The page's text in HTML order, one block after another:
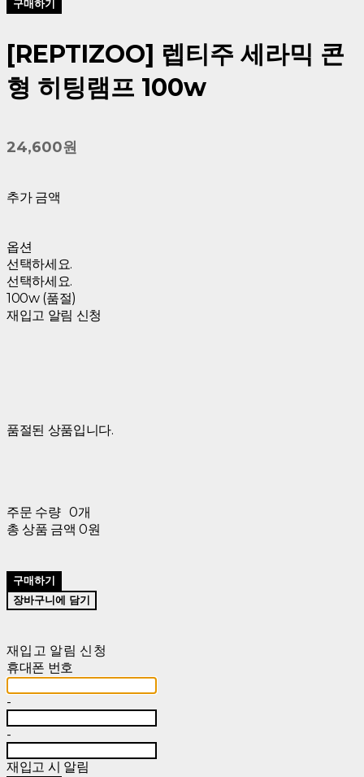
구매하기
[REPTIZOO] 렙티주 세라믹 콘
형 히팅램프 100w
24,600원
추가 금액
옵션
선택하세요.
선택하세요.
100w (품절)
재입고 알림 신청
품절된 상품입니다.
주문 수량 0개
총 상품 금액 0원
구매하기
장바구니에 담기
재입고 알림 신청
휴대폰 번호
-
-
재입고 시 알림